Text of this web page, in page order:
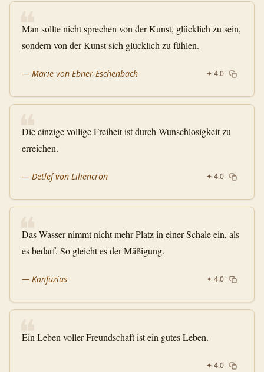
❝
Man sollte nicht sprechen von der Kunst, glücklich zu sein,
sondern von der Kunst sich glücklich zu fühlen.
— Marie von Ebner-Eschenbach ✦ 4.0
❝
Die einzige völlige Freiheit ist durch Wunschlosigkeit zu
erreichen.
— Detlef von Liliencron ✦ 4.0
❝
Das Wasser nimmt nicht mehr Platz in einer Schale ein, als
es bedarf. So gleicht es der Mäßigung.
— Konfuzius ✦ 4.0
❝
Ein Leben voller Freundschaft ist ein gutes Leben.
✦ 4.0